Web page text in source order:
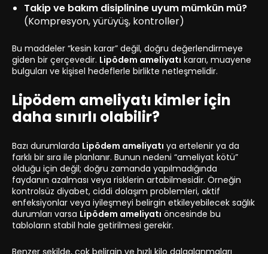
Takip ve bakım disiplinine uyum mümkün mü?
(Kompresyon, yürüyüş, kontroller)
Bu maddeler “kesin karar” değil, doğru değerlendirmeye
giden bir çerçevedir. Lipödem ameliyatı kararı, muayene
bulguları ve kişisel hedeflerle birlikte netleşmelidir.
Lipödem ameliyatı kimler için
daha sınırlı olabilir?
Bazı durumlarda Lipödem ameliyatı ya ertelenir ya da
farklı bir sıra ile planlanır. Bunun nedeni “ameliyat kötü”
olduğu için değil; doğru zamanda yapılmadığında
faydanın azalması veya risklerin artabilmesidir. Örneğin
kontrolsüz diyabet, ciddi dolaşım problemleri, aktif
enfeksiyonlar veya iyileşmeyi belirgin etkileyebilecek sağlık
durumları varsa Lipödem ameliyatı öncesinde bu
tabloların stabil hale getirilmesi gerekir.
Benzer şekilde, çok belirgin ve hızlı kilo dalgalanmaları